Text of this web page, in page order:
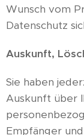
Wunsch vom
Datenschutz
Auskunft,
Sie haben
Auskunft über
Empfänger